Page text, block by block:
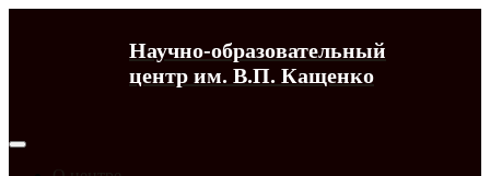
Научно-образовательный
центр им. В.П. Кащенко